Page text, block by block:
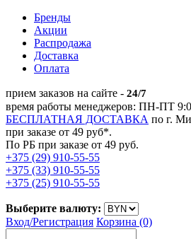
Бренды
Акции
Распродажа
Доставка
Оплата
прием заказов на сайте - 24/7
время работы менеджеров: ПН-ПТ
БЕСПЛАТНАЯ ДОСТАВКА по г.
при заказе от 49 руб*.
По РБ при заказе от 49 руб.
+375 (29) 910-55-55
+375 (33) 910-55-55
+375 (25) 910-55-55
Выберите валюту:
Вход/Регистрация Корзина (0)